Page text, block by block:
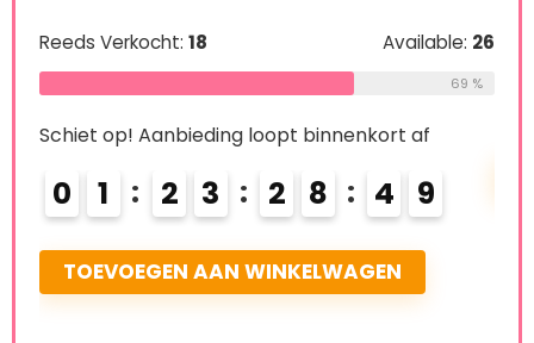
Reeds Verkocht: 18 Available: 26
69 %
Schiet op! Aanbieding loopt binnenkort af
0 1 2 3 2 8 4 8
TOEVOEGEN AAN WINKELWAGEN